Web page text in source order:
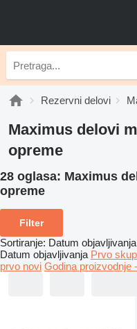
Rezervni delovi
Maximus delovi
opreme
28 oglasa: Maximus
opreme
Filter
Sortiranje: Datum objavljivanja
Datum objavljivanja Prvo
prvo novi Godina proizvodnje